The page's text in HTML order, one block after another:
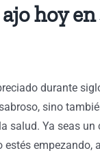
hoy en
durante
sino
salud. Ya seas un
estés empezando,